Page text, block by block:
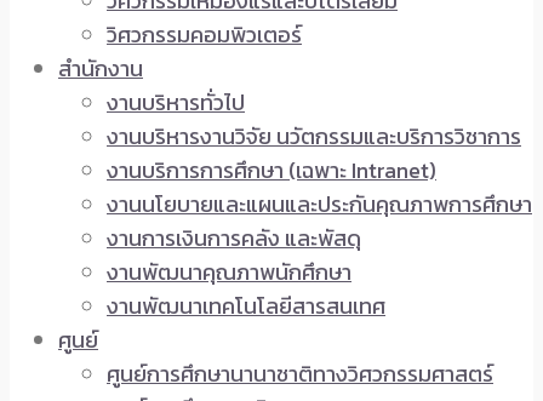
วิศวกรรมคอมพิวเตอร์
สำนักงาน
งานบริหารทั่วไป
งานบริหารงานวิจัย นวัตกรรมและบริการวิชาการ
งานบริการการศึกษา (เฉพาะ Intranet)
งานนโยบายและแผนและประกันคุณภาพการศึกษา
งานการเงินการคลัง และพัสดุ
งานพัฒนาคุณภาพนักศึกษา
งานพัฒนาเทคโนโลยีสารสนเทศ
ศูนย์
ศูนย์การศึกษานานาชาติทางวิศวกรรมศาสตร์